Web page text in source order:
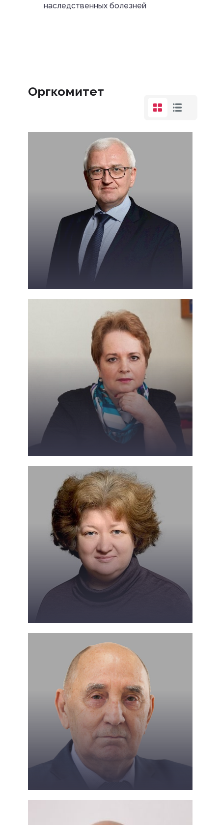
наследственных болезней
Оргкомитет
Куцев С.И.
Ижевская В. Л.
Захарова Е. Ю.
Гинтер Е.К.